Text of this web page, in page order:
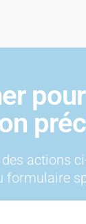
actions
formulaire